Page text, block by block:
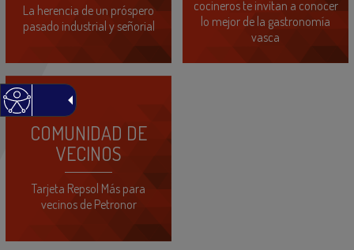
La herencia de un próspero
pasado industrial y señorial
cocineros te invitan a conocer
lo mejor de la gastronomía
vasca
COMUNIDAD DE
VECINOS
Tarjeta Repsol Más para
vecinos de Petronor